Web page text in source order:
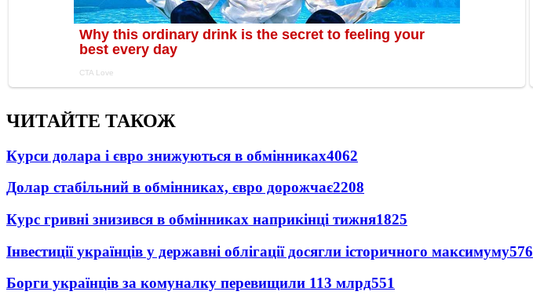
ЧИТАЙТЕ ТАКОЖ
Курси долара і євро знижуються в обмінниках4062
Долар стабільний в обмінниках, євро дорожчає2208
Курс гривні знизився в обмінниках наприкінці тижня1825
Інвестиції українців у державні облігації досягли історичного максимуму576
Борги українців за комуналку перевищили 113 млрд551